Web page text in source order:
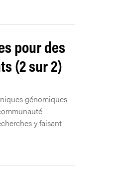
pour des
(2 sur 2)
génomiques
y faisant